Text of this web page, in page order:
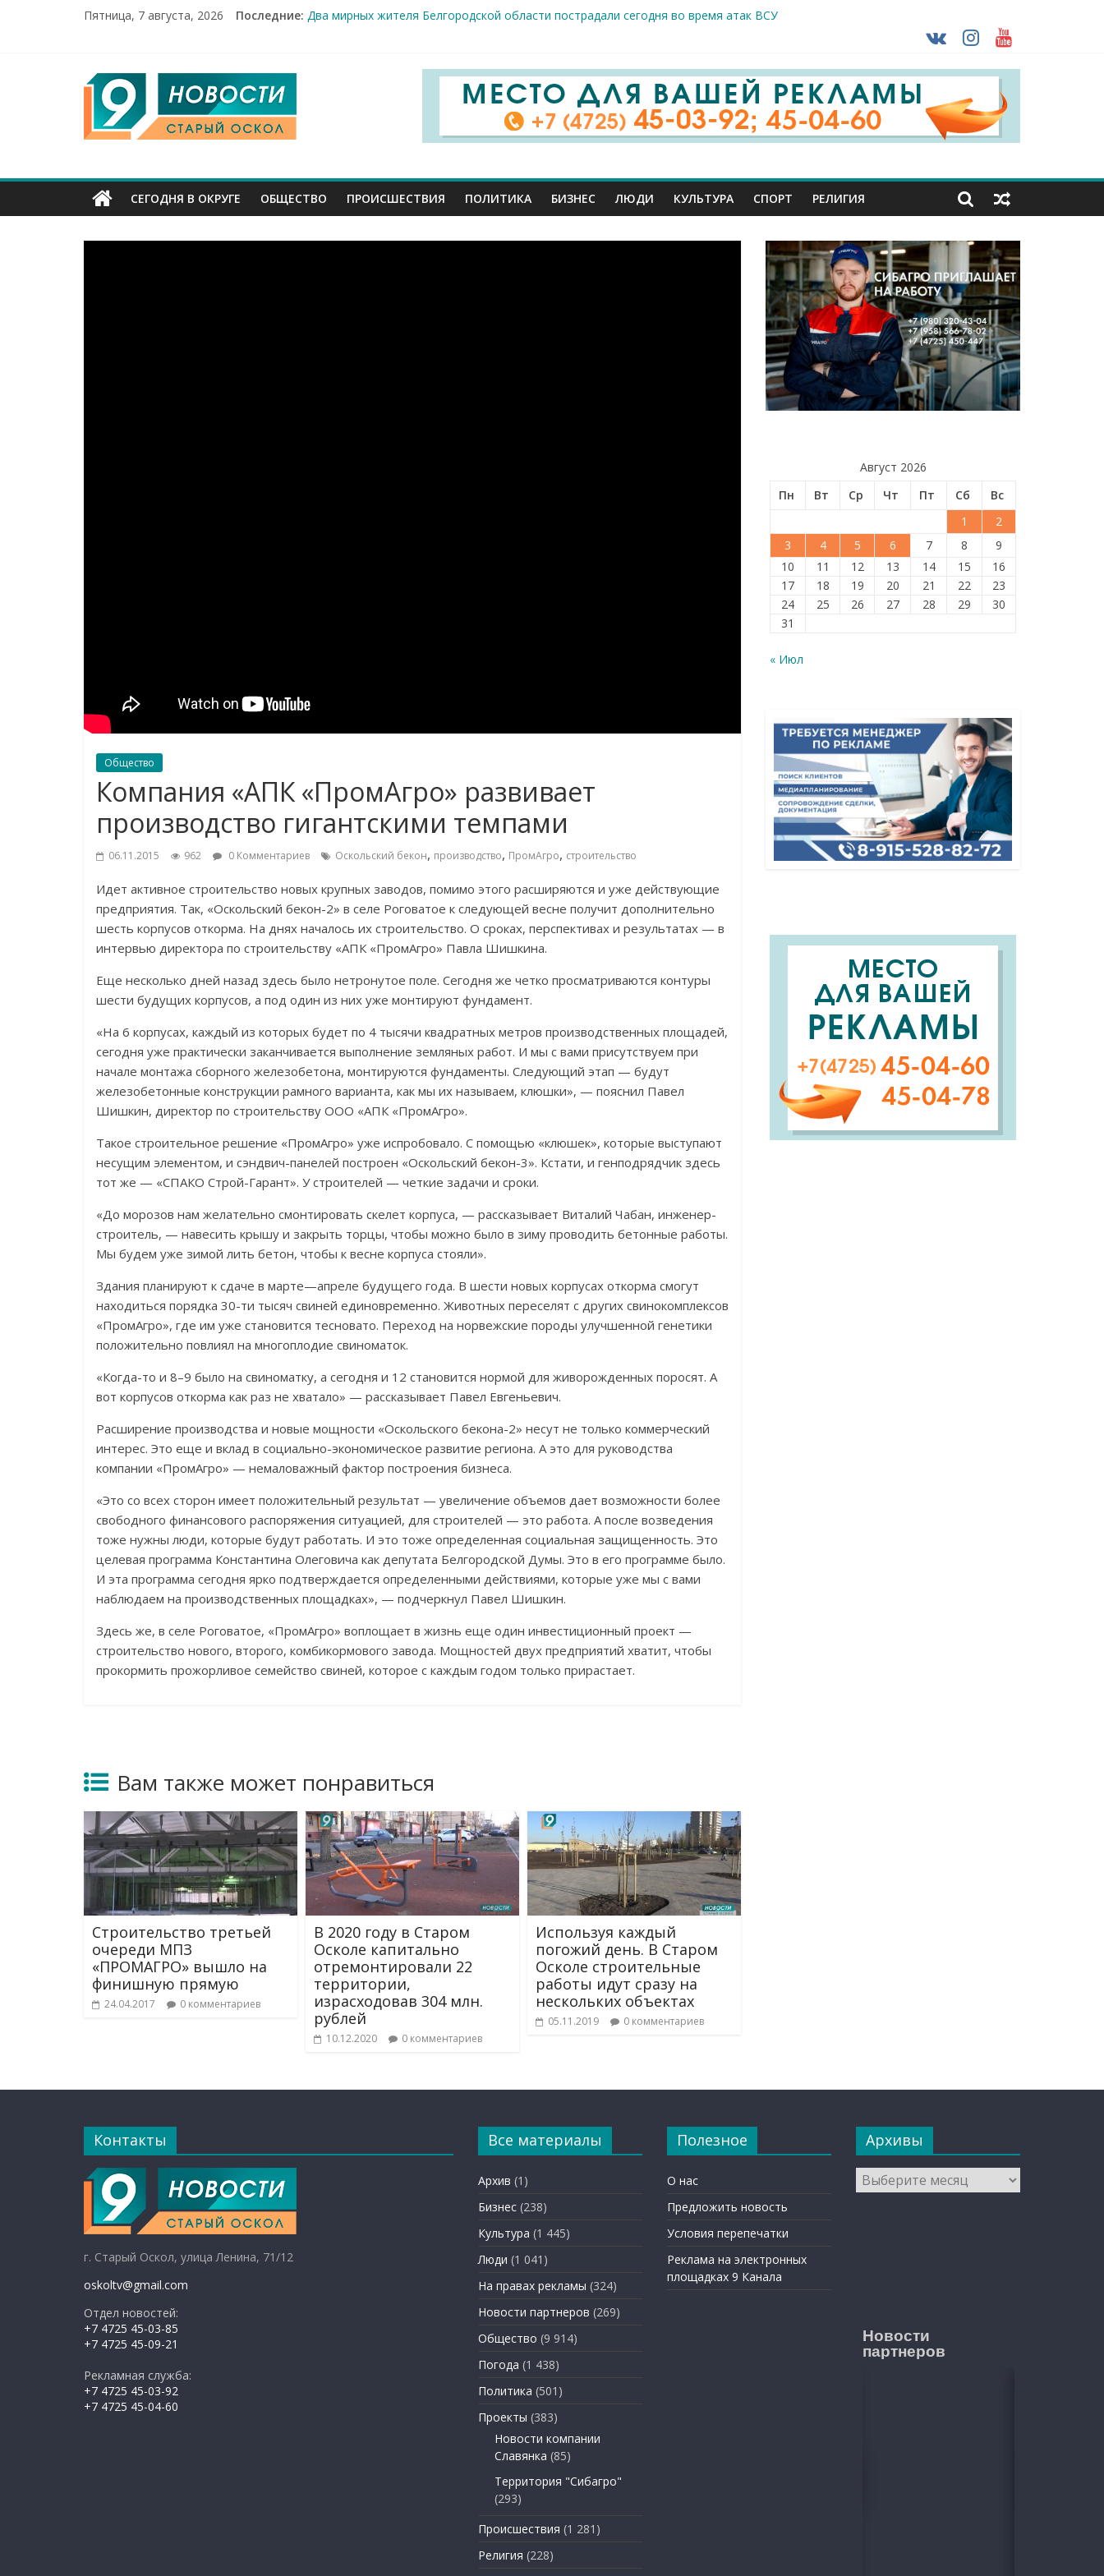
Пятница, 7 августа, 2026 Последние: Два мирных жителя Белгородской области пострадали сегодня во время атак ВСУ
100%-я раскрываемость особо тяжких преступлений: в Старооскольском отделе СК подвели итоги первого полугодия
Рейд по местам несанкционированной торговли: что и где можно продавать без штрафа?
«Купеческие салоны»: старооскольский краеведческий музей приглашает окунуться в прошлое
9
Канал
Старый
Оскол
СЕГОДНЯ В ОКРУГЕ ОБЩЕСТВО ПРОИСШЕСТВИЯ ПОЛИТИКА БИЗНЕС ЛЮДИ КУЛЬТУРА СПОРТ РЕЛИГИЯ
Общество
Компания «АПК «ПромАгро» развивает
производство гигантскими темпами
06.11.2015 962 0 Комментариев Оскольский бекон, производство, ПромАгро, строительство
Идет активное строительство новых крупных заводов, помимо этого расширяются и уже действующие
предприятия. Так, «Оскольский бекон-2» в селе Роговатое к следующей весне получит дополнительно
шесть корпусов откорма. На днях началось их строительство. О сроках, перспективах и результатах — в
интервью директора по строительству «АПК «ПромАгро» Павла Шишкина.
Еще несколько дней назад здесь было нетронутое поле. Сегодня же четко просматриваются контуры
шести будущих корпусов, а под один из них уже монтируют фундамент.
«На 6 корпусах, каждый из которых будет по 4 тысячи квадратных метров производственных площадей,
сегодня уже практически заканчивается выполнение земляных работ. И мы с вами присутствуем при
начале монтажа сборного железобетона, монтируются фундаменты. Следующий этап — будут
железобетонные конструкции рамного варианта, как мы их называем, клюшки», — пояснил Павел
Шишкин, директор по строительству ООО «АПК «ПромАгро».
Такое строительное решение «ПромАгро» уже испробовало. С помощью «клюшек», которые выступают
несущим элементом, и сэндвич-панелей построен «Оскольский бекон-3». Кстати, и генподрядчик здесь
тот же — «СПАКО Строй-Гарант». У строителей — четкие задачи и сроки.
«До морозов нам желательно смонтировать скелет корпуса, — рассказывает Виталий Чабан, инженер-
строитель, — навесить крышу и закрыть торцы, чтобы можно было в зиму проводить бетонные работы.
Мы будем уже зимой лить бетон, чтобы к весне корпуса стояли».
Здания планируют к сдаче в марте—апреле будущего года. В шести новых корпусах откорма смогут
находиться порядка 30-ти тысяч свиней единовременно. Животных переселят с других свинокомплексов
«ПромАгро», где им уже становится тесновато. Переход на норвежские породы улучшенной генетики
положительно повлиял на многоплодие свиноматок.
«Когда-то и 8–9 было на свиноматку, а сегодня и 12 становится нормой для живорожденных поросят. А
вот корпусов откорма как раз не хватало» — рассказывает Павел Евгеньевич.
Расширение производства и новые мощности «Оскольского бекона-2» несут не только коммерческий
интерес. Это еще и вклад в социально-экономическое развитие региона. А это для руководства
компании «ПромАгро» — немаловажный фактор построения бизнеса.
«Это со всех сторон имеет положительный результат — увеличение объемов дает возможности более
свободного финансового распоряжения ситуацией, для строителей — это работа. А после возведения
тоже нужны люди, которые будут работать. И это тоже определенная социальная защищенность. Это
целевая программа Константина Олеговича как депутата Белгородской Думы. Это в его программе было.
И эта программа сегодня ярко подтверждается определенными действиями, которые уже мы с вами
наблюдаем на производственных площадках», — подчеркнул Павел Шишкин.
Здесь же, в селе Роговатое, «ПромАгро» воплощает в жизнь еще один инвестиционный проект —
строительство нового, второго, комбикормового завода. Мощностей двух предприятий хватит, чтобы
прокормить прожорливое семейство свиней, которое с каждым годом только прирастает.
Вам также может понравиться
Строительство третьей
очереди МПЗ
«ПРОМАГРО» вышло на
финишную прямую
24.04.2017 0 комментариев
В 2020 году в Старом
Осколе капитально
отремонтировали 22
территории,
израсходовав 304 млн.
рублей
10.12.2020 0 комментариев
Используя каждый
погожий день. В Старом
Осколе строительные
работы идут сразу на
нескольких объектах
05.11.2019 0 комментариев
Август 2026
Пн
Вт Ср Чт Пт Сб
Вс
1
2
3
4 5 6 7 8
9
10
11 12 13 14 15
16
17
18 19 20 21 22
23
24
25 26 27 28 29
30
31
« Июл
Контакты
г. Старый Оскол, улица Ленина, 71/12
oskoltv@gmail.com
Отдел новостей:
+7 4725 45-03-85
+7 4725 45-09-21
Рекламная служба:
+7 4725 45-03-92
+7 4725 45-04-60
Все материалы
Архив (1)
Бизнес (238)
Культура (1 445)
Люди (1 041)
На правах рекламы (324)
Новости партнеров (269)
Общество (9 914)
Погода (1 438)
Политика (501)
Проекты (383)
Новости компании
Славянка (85)
Территория "Сибагро"
(293)
Происшествия (1 281)
Религия (228)
Полезное
О нас
Предложить новость
Условия перепечатки
Реклама на электронных
площадках 9 Канала
Архивы
Архивы
Новости
партнеров